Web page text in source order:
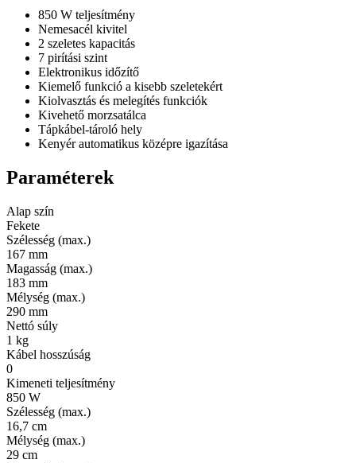
850 W teljesítmény
Nemesacél kivitel
2 szeletes kapacitás
7 pirítási szint
Elektronikus időzítő
Kiemelő funkció a kisebb szeletekért
Kiolvasztás és melegítés funkciók
Kivehető morzsatálca
Tápkábel-tároló hely
Kenyér automatikus középre igazítása
Paraméterek
Alap szín
Fekete
Szélesség (max.)
167 mm
Magasság (max.)
183 mm
Mélység (max.)
290 mm
Nettó súly
1 kg
Kábel hosszúság
0
Kimeneti teljesítmény
850 W
Szélesség (max.)
16,7 cm
Mélység (max.)
29 cm